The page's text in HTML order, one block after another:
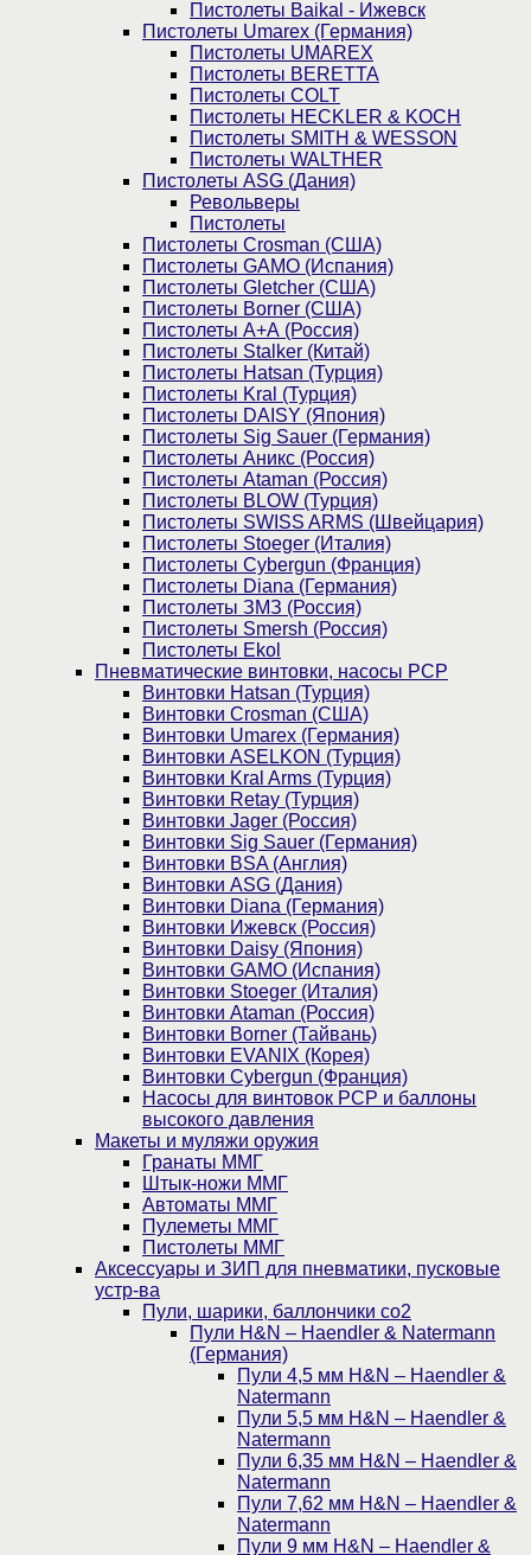
Пистолеты Baikal - Ижевск
Пистолеты Umarex (Германия)
Пистолеты UMAREX
Пистолеты BERETTA
Пистолеты COLT
Пистолеты HECKLER & KOCH
Пистолеты SMITH & WESSON
Пистолеты WALTHER
Пистолеты ASG (Дания)
Револьверы
Пистолеты
Пистолеты Crosman (США)
Пистолеты GAMO (Испания)
Пистолеты Gletcher (США)
Пистолеты Borner (США)
Пистолеты А+А (Россия)
Пистолеты Stalker (Китай)
Пистолеты Hatsan (Турция)
Пистолеты Kral (Турция)
Пистолеты DAISY (Япония)
Пистолеты Sig Sauer (Германия)
Пистолеты Аникс (Россия)
Пистолеты Ataman (Россия)
Пистолеты BLOW (Турция)
Пистолеты SWISS ARMS (Швейцария)
Пистолеты Stoeger (Италия)
Пистолеты Cybergun (Франция)
Пистолеты Diana (Германия)
Пистолеты ЗМЗ (Россия)
Пистолеты Smersh (Россия)
Пистолеты Ekol
Пневматические винтовки, насосы PCP
Винтовки Hatsan (Турция)
Винтовки Crosman (США)
Винтовки Umarex (Германия)
Винтовки ASELKON (Турция)
Винтовки Kral Arms (Турция)
Винтовки Retay (Турция)
Винтовки Jager (Россия)
Винтовки Sig Sauer (Германия)
Винтовки BSA (Англия)
Винтовки ASG (Дания)
Винтовки Diana (Германия)
Винтовки Ижевск (Россия)
Винтовки Daisy (Япония)
Винтовки GAMO (Испания)
Винтовки Stoeger (Италия)
Винтовки Ataman (Россия)
Винтовки Borner (Тайвань)
Винтовки EVANIX (Корея)
Винтовки Cybergun (Франция)
Насосы для винтовок PCP и баллоны
высокого давления
Макеты и муляжи оружия
Гранаты ММГ
Штык-ножи ММГ
Автоматы ММГ
Пулеметы ММГ
Пистолеты ММГ
Аксессуары и ЗИП для пневматики, пусковые
устр-ва
Пули, шарики, баллончики со2
Пули H&N – Haendler & Natermann
(Германия)
Пули 4,5 мм H&N – Haendler &
Natermann
Пули 5,5 мм H&N – Haendler &
Natermann
Пули 6,35 мм H&N – Haendler &
Natermann
Пули 7,62 мм H&N – Haendler &
Natermann
Пули 9 мм H&N – Haendler &